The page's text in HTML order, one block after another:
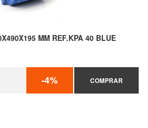
MM REF.KPA 40 BLUE
-4% COMPRAR